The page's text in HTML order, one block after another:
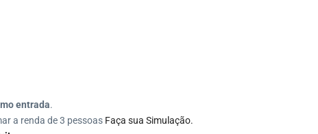
entrada.
a renda de 3 pessoas Faça sua Simulação.